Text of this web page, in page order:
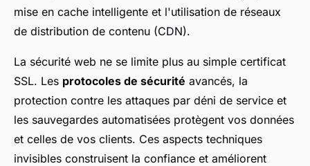
mise en cache intelligente et l'utilisation de réseaux
de distribution de contenu (CDN).
La sécurité web ne se limite plus au simple certificat
SSL. Les protocoles de sécurité avancés, la
protection contre les attaques par déni de service et
les sauvegardes automatisées protègent vos données
et celles de vos clients. Ces aspects techniques
invisibles construisent la confiance et améliorent